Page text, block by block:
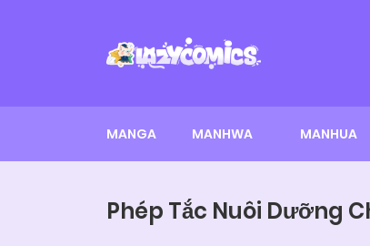
MANGA MANHWA MANHUA
Phép Tắc Nuôi Dưỡng